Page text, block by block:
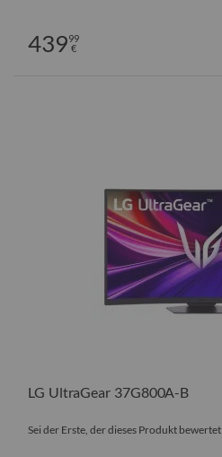
43999
€
LG UltraGear 37G800A-B
Sei der Erste, der dieses Produkt bewertet